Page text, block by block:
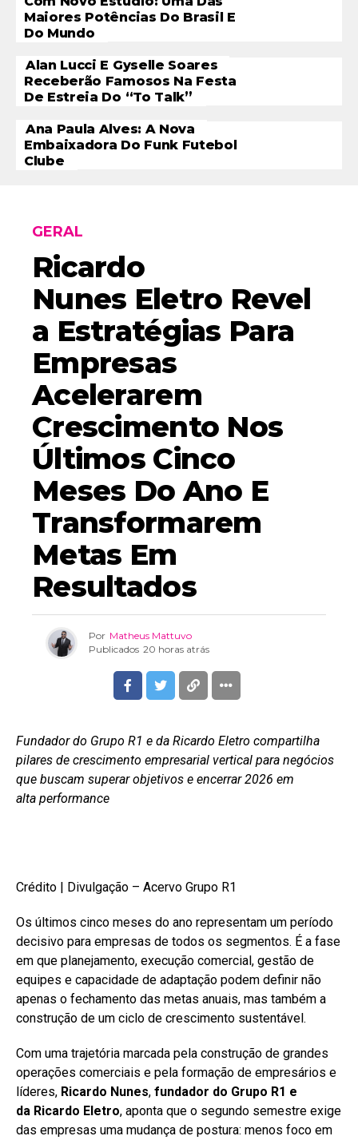
Maiores Potências Do Brasil E
Do Mundo
Alan Lucci E Gyselle Soares
Receberão Famosos Na Festa
De Estreia Do “To Talk”
Ana Paula Alves: A Nova
Embaixadora Do Funk Futebol
Clube
GERAL
Ricardo
Nunes Eletro Revel
A Estratégias Para
Empresas
Acelerarem
Crescimento Nos
Últimos Cinco
Meses Do Ano E
Transformarem
Metas Em
Resultados
Por Matheus Mattuvo
Publicados 20 horas atrás
Fundador do Grupo R1 e da Ricardo Eletro compartilha
pilares de crescimento empresarial vertical para negócios
que buscam superar objetivos e encerrar 2026 em
alta performance
Crédito | Divulgação – Acervo Grupo R1
Os últimos cinco meses do ano representam um período
decisivo para empresas de todos os segmentos. É a fase
em que planejamento, execução comercial, gestão de
equipes e capacidade de adaptação podem definir não
apenas o fechamento das metas anuais, mas também a
construção de um ciclo de crescimento sustentável.
Com uma trajetória marcada pela construção de grandes
operações comerciais e pela formação de empresários e
líderes, Ricardo Nunes, fundador do Grupo R1 e
da Ricardo Eletro, aponta que o segundo semestre exige
das empresas uma mudança de postura: menos foco em